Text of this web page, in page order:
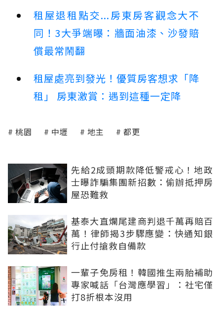
租屋退租點交...房東房客觀念大不
同！3大爭端曝：牆面油漆、沙發賠
償最常鬧翻
租屋處亮到發光！優質房客想求「降
租」 房東激賞：遇到這種一定降
桃園 中壢 地主 都更
先給2成頭期款降低警戒心！地政
士曝詐騙集團新招數：偷辦抵押房
屋恐難救
基泰大直爛尾建商判退千萬再賠百
萬！律師揭3步驟應變：快通知銀
行止付搶救自備款
一輩子免房租！韓國推生兩胎補助
專家喊話「台灣應學習」：社宅僅
打8折根本沒用